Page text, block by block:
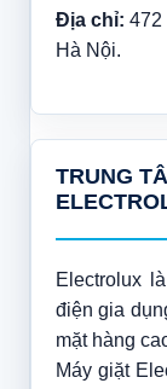
Địa chỉ: 472
Hà Nội.
TRUNG
Electrolux
điện gia
mặt hàng
Máy giặt